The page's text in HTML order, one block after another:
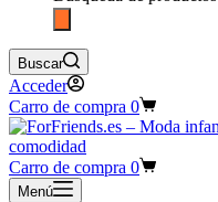
Buscar
Acceder
Carro de compra 0
Carro de compra 0
Menú